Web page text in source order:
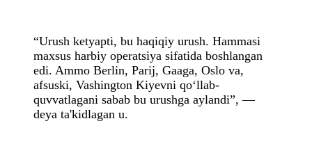
“Urush ketyapti, bu haqiqiy urush. Hammasi
maxsus harbiy operatsiya sifatida boshlangan
edi. Ammo Berlin, Parij, Gaaga, Oslo va,
afsuski, Vashington Kiyevni qo‘llab-
quvvatlagani sabab bu urushga aylandi”, —
deya ta'kidlagan u.